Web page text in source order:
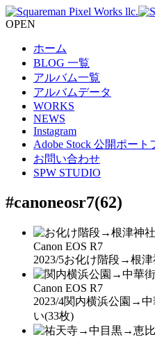
OPEN
ホーム
BLOG 一覧
アルバム一覧
アルバムデータ
WORKS
NEWS
Instagram
Adobe Stock 公開ポート
お問い合わせ
SPW STUDIO
#canoneosr7(62)
Canon EOS R7
2023/5お化け階段→根
Canon EOS R7
2023/4関内横浜公園→
い(33枚)